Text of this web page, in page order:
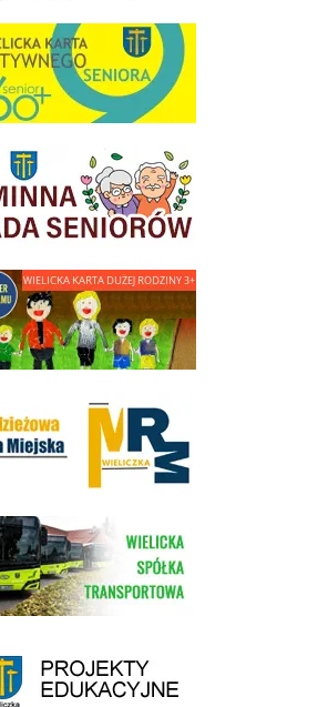
strony Wielicka Karta Aktywnego Seniora
strony Gminnej Rady Seniorow - Wieliczka
strony - Wielicka Karta Dużej Rodziny
Wielickiej Spółki Transportowej